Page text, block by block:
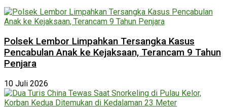
Polsek Lembor Limpahkan Tersangka Kasus
Pencabulan Anak ke Kejaksaan, Terancam 9 Tahun
Penjara
10 Juli 2026